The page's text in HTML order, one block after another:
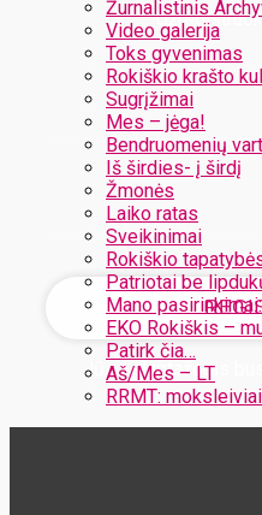
Žurnalistinis
Video galerija
Toks gyvenimas
Rokiškio krašto
Sugrįžimai
Mes – jėga!
Bendruomenių
Iš širdies- į širdį
Žmonės
Laiko ratas
Sveikinimai
Rokiškio
Patriotai be
Mano pasirinkimai:
EKO Rokiškis –
Patirk čia…
Aš/Mes – LT
RRMT:
Jūsų slaptažodis